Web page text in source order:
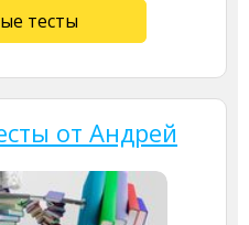
тесты
от Андрей